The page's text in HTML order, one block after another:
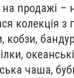
продажі –
колекція з
кобзи,
чаша,